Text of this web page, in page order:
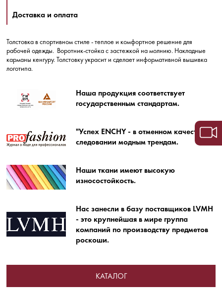
Доставка и оплата
Толстовка в спортивном стиле - теплое и комфортное решение для
рабочей одежды. Воротник-стойка с застежкой на молнию. Накладные
карманы кенгуру. Толстовку украсит и сделает информативной вышивка
логотипа.
Наша продукция соответствует
государственным стандартам.
"Успех ENCHY - в отменном качестве и
следовании модным трендам.
Наши ткани имеют высокую
износостойкость.
Нас занесли в базу поставщиков LVMH
- это крупнейшая в мире группа
компаний по производству предметов
роскоши.
КАТАЛОГ